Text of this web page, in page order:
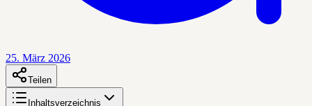
25. März 2026
Teilen
Inhaltsverzeichnis